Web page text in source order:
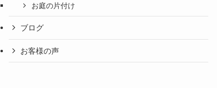
お庭の片付け
ブログ
お客様の声